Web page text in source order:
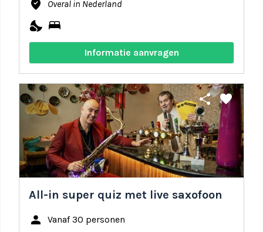
where_to_vote Overal in Nederland
nights_stay bed
Informatie aanvragen
share favorite
All-in super quiz met live saxofoon
person Vanaf 30 personen